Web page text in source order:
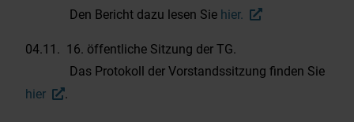
Den Bericht dazu lesen Sie hier.
04.11. 16. öffentliche Sitzung der TG.
Das Protokoll der Vorstandssitzung finden Sie
hier
.